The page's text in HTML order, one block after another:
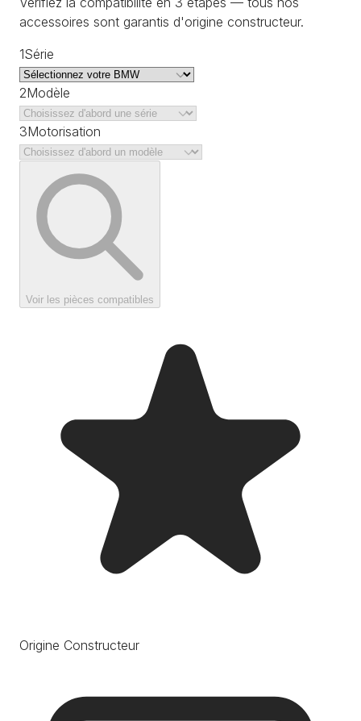
accessoires sont garantis d'origine constructeur.
1Série
2Modèle
3Motorisation
Voir les pièces compatibles
Origine Constructeur